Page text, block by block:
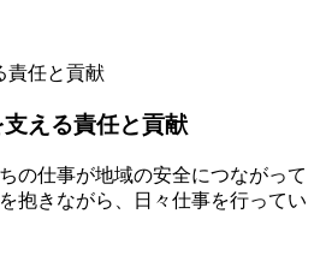
える責任と貢献
の仕事が地域の安全につながって
抱きながら、日々仕事を行ってい